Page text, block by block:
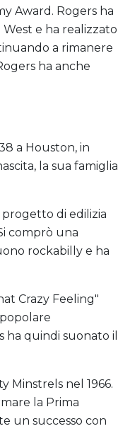
Award. Rogers ha
e ha realizzato
a rimanere
ha anche
a Houston, in
la sua famiglia
di edilizia
comprò una
rockabilly e ha
Crazy Feeling"
ha quindi suonato il
Minstrels nel 1966.
la Prima
un successo con